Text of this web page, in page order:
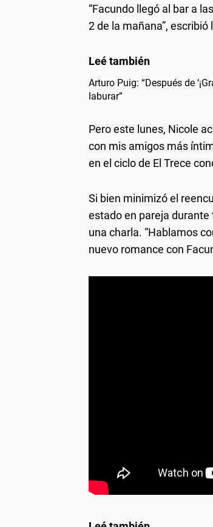
“Facundo llegó al bar a
2 de la mañana”, escribió
Arturo Puig: “Después de
laburar”
Pero este lunes, Nicole
con mis amigos más
en el ciclo de El Trece
Si bien minimizó el
estado en pareja
una charla. “Hablamos
nuevo romance con